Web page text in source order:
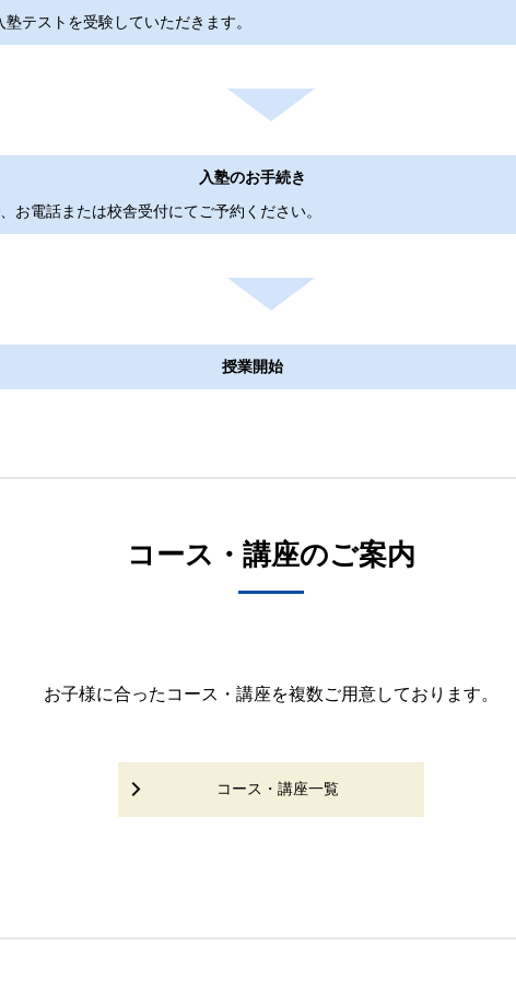
早稲田アカデミー校舎
により、入塾テストが免除される場合があります。詳しくは
テストを受験していただきます。
に無料で授業を体験することができます。
入塾のお手続き
お電話または校舎受付にてご予約ください。
授業開始
コース・講座のご案内
お子様に合ったコース・講座を複数ご用意しております。
コース・講座一覧